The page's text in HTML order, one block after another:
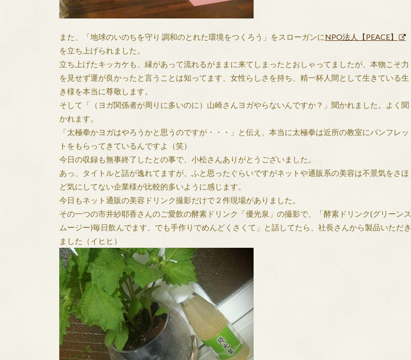
また、「地球のいのちを守り 調和のとれた環境をつくろう」をスローガンにNPO法人【PEACE】
を立ち上げられました。
立ち上げたキッカケも、縁があって流れるがままに来てしまったとおしゃってましたが、本物こそ力
を見せず運が良かったと言うことは知ってます、女性らしさを持ち、精一杯人間として生きている生
き様を本当に尊敬します。
そして「（ヨガ関係者が周りに多いのに）山崎さんヨガやらないんですか？」聞かれました。よく聞
かれます。
「太極拳かヨガはやろうかと思うのですが・・・」と伝え、本当に太極拳は近所の教室にパンフレッ
トをもらってきているんですよ（笑）
今日の収録も無事終了したとの事で、小松さんありがとうございました。
あっ、タイトルと話が逸れてますが、ふと思ったぐらいですがネットや通販系の美容は不景気をさほ
ど気にしてない企業様が比較的多いように感じます。
今日もネット通販の美容ドリンク撮影だけで２件現場がありました。
その一つの市井紗耶香さんのご愛飲の酵素ドリンク「優光泉」の撮影で、「酵素ドリンク(グリーンス
ムージー)毎日飲んでます、でも手作りでめんどくさくて」と話してたら、社長さんから製品いただき
ました（イヒヒ）